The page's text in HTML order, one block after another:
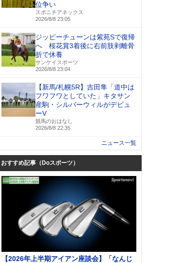
位争い
スポニチアネックス
2026/8/8 23:05
ジッピーチューンは紫苑Sで復帰
へ 桜花賞3着後に右前肢剥離骨
折で休養
サンケイスポーツ
2026/8/8 23:04
【新馬/札幌5R】吉田隼「道中は
フワフワとしていた」キタサン
産駒・シルバーウィルがデビュ
ーV
競馬のおはなし
2026/8/8 22:35
ニュース一覧
おすすめ記事（Doスポーツ）
【2026年上半期アイアン座談会】「なんじ